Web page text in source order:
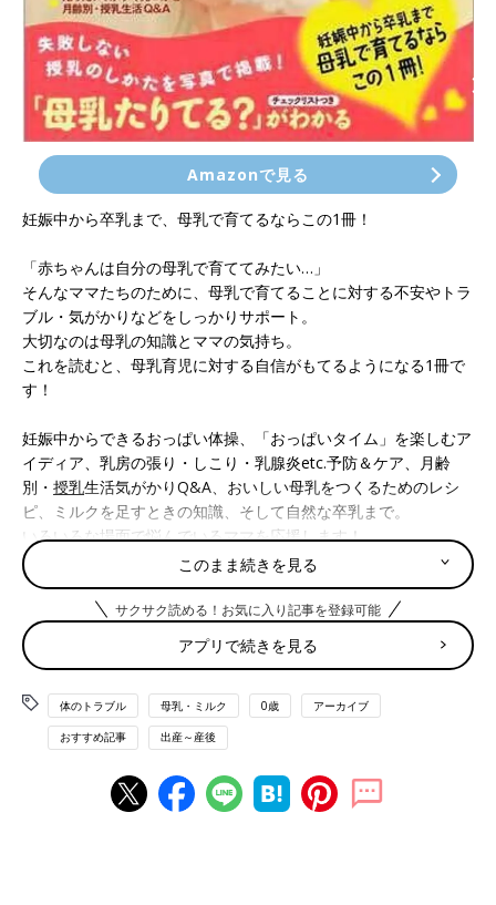
Amazonで見る
妊娠中から卒乳まで、母乳で育てるならこの1冊！
「赤ちゃんは自分の母乳で育ててみたい…」
そんなママたちのために、母乳で育てることに対する不安やトラ
ブル・気がかりなどをしっかりサポート。
大切なのは母乳の知識とママの気持ち。
これを読むと、母乳育児に対する自信がもてるようになる1冊で
す！
妊娠中からできるおっぱい体操、「おっぱいタイム」を楽しむア
イディア、乳房の張り・しこり・乳腺炎etc.予防＆ケア、月齢
別・ 授乳生活気がかりQ&A、おいしい母乳をつくるためのレシ
ピ、ミルクを足すときの知識、そして自然な卒乳まで。
いろいろな場面で悩んでいるママを応援します！
⇒たまひよブックス＜育児期＞一覧はこちら
●巻頭とじ込み
赤ちゃんの成長と授乳カレンダー／乳房・乳頭・乳輪部の変化と
トラブル
このまま続きを見る
サクサク読める！お気に入り記事を登録可能
アプリで続きを見る
体のトラブル 母乳・ミルク 0歳 アーカイブ
おすすめ記事 出産～産後